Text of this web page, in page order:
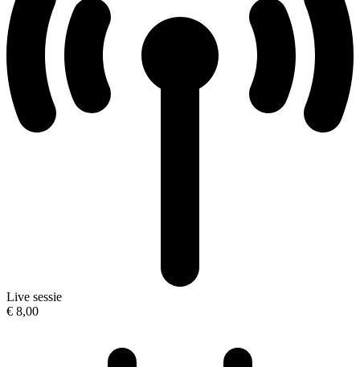
Live sessie
€ 8,00